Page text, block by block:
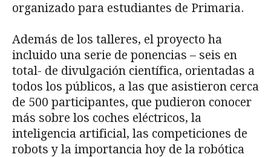
organizado para estudiantes de Primaria.
Además de los talleres, el proyecto ha
incluido una serie de ponencias – seis en
total- de divulgación científica, orientadas a
todos los públicos, a las que asistieron cerca
de 500 participantes, que pudieron conocer
más sobre los coches eléctricos, la
inteligencia artificial, las competiciones de
robots y la importancia hoy de la robótica